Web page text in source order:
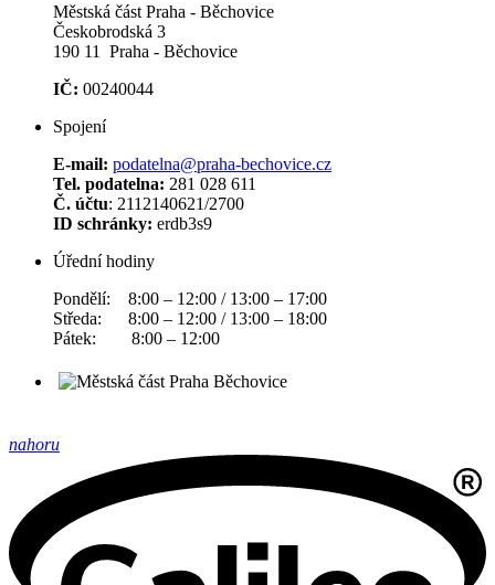
Městská část Praha - Běchovice
Českobrodská 3
190 11 Praha - Běchovice
IČ: 00240044
Spojení
E-mail: podatelna@praha-bechovice.cz
Tel. podatelna: 281 028 611
Č. účtu: 2112140621/2700
ID schránky: erdb3s9
Úřední hodiny
Pondělí: 8:00 – 12:00 / 13:00 – 17:00
Středa: 8:00 – 12:00 / 13:00 – 18:00
Pátek: 8:00 – 12:00
nahoru